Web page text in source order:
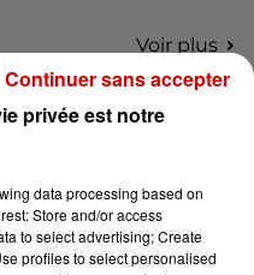
Voir plus
places pour le
Gourmand 2026
vos entrées
privée est notre
data processing based on
Store and/or access
to select advertising; Create
profiles to select personalised
Continuer sans accepter